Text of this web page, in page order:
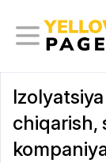
chiqarish,